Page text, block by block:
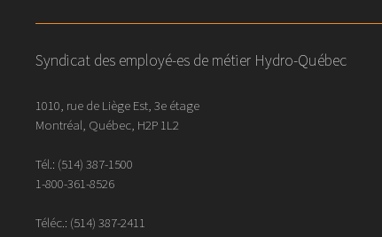
Syndicat des employé-es de métier Hydro-Québec
1010, rue de Liège Est, 3e étage
Montréal, Québec, H2P 1L2
Tél.: (514) 387-1500
1-800-361-8526
Téléc.: (514) 387-2411